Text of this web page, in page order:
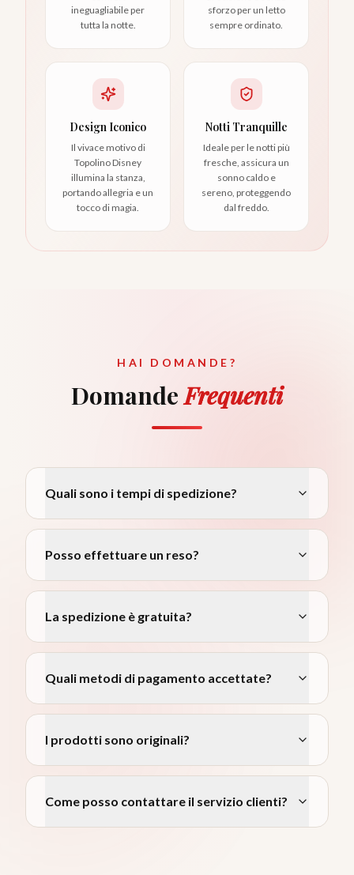
ineguagliabile per
tutta la notte.
sforzo per un letto
sempre ordinato.
Design Iconico
Il vivace motivo di
Topolino Disney
illumina la stanza,
portando allegria e un
tocco di magia.
Notti Tranquille
Ideale per le notti più
fresche, assicura un
sonno caldo e
sereno, proteggendo
dal freddo.
HAI DOMANDE?
DomandeFrequenti
Quali sono i tempi di spedizione?
Posso effettuare un reso?
La spedizione è gratuita?
Quali metodi di pagamento accettate?
I prodotti sono originali?
Come posso contattare il servizio clienti?